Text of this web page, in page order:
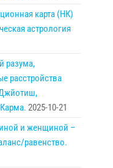
карта (НК)
астрология
разума,
расстройства
2025-10-21
и женщиной –
равенство.